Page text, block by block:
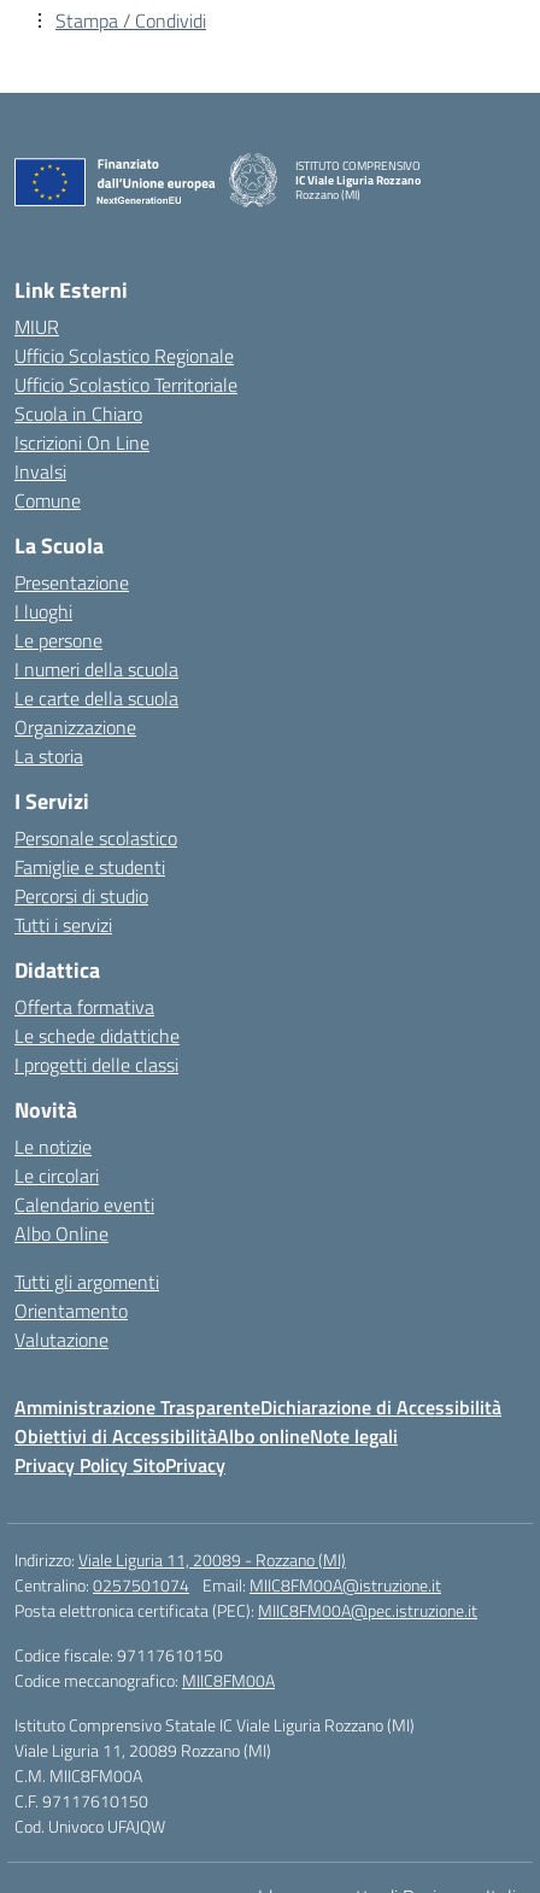
Stampa / Condividi
ISTITUTO COMPRENSIVO
IC Viale Liguria Rozzano
Rozzano (MI)
Link Esterni
MIUR
Ufficio Scolastico Regionale
Ufficio Scolastico Territoriale
Scuola in Chiaro
Iscrizioni On Line
Invalsi
Comune
La Scuola
Presentazione
I luoghi
Le persone
I numeri della scuola
Le carte della scuola
Organizzazione
La storia
I Servizi
Personale scolastico
Famiglie e studenti
Percorsi di studio
Tutti i servizi
Didattica
Offerta formativa
Le schede didattiche
I progetti delle classi
Novità
Le notizie
Le circolari
Calendario eventi
Albo Online
Tutti gli argomenti
Orientamento
Valutazione
Amministrazione TrasparenteDichiarazione di Accessibilità
Obiettivi di AccessibilitàAlbo onlineNote legali
Privacy Policy SitoPrivacy
Indirizzo:Viale Liguria 11, 20089 - Rozzano (MI)
Centralino:0257501074 Email: MIIC8FM00A@istruzione.it
Posta elettronica certificata (PEC): MIIC8FM00A@pec.istruzione.it
Codice fiscale: 97117610150
Codice meccanografico: MIIC8FM00A
Istituto Comprensivo Statale IC Viale Liguria Rozzano (MI)
Viale Liguria 11, 20089 Rozzano (MI)
C.M. MIIC8FM00A
C.F. 97117610150
Cod. Univoco UFAJQW